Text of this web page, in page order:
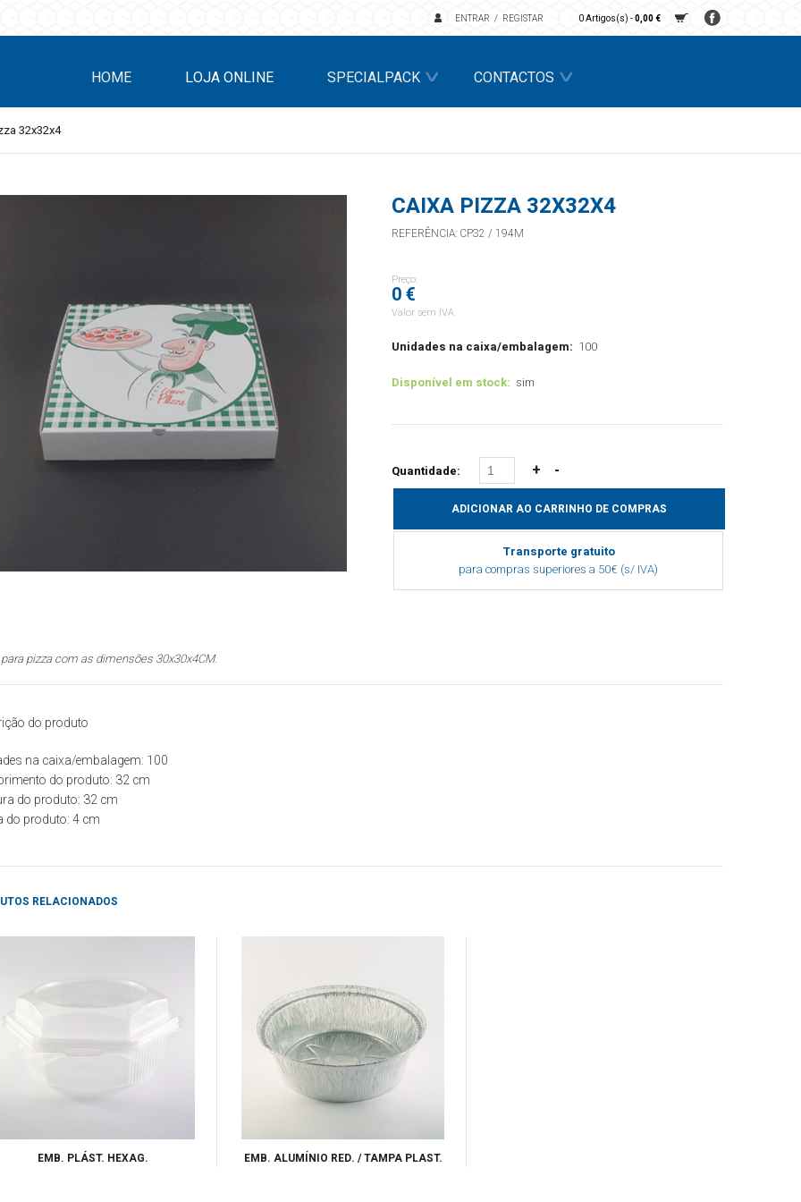
0 Artigos(s) -0,00 €
ENTRAR REGISTAR
HOME LOJA ONLINE SPECIALPACK CONTACTOS
32x32x4
CAIXA PIZZA 32X32X4
REFERÊNCIA: CP32 / 194M
Preço:
0 €
Valor sem IVA
Unidades na caixa/embalagem: 100
Disponível em stock: sim
Quantidade:
Transporte gratuito
para compras superiores a 50€ (s/ IVA)
pizza com as dimensões 30x30x4CM.
do produto
na caixa/embalagem: 100
do produto: 32cm
do produto: 32cm
do produto: 4cm
RELACIONADOS
EMB. PLÁST. HEXAG. EMB. ALUMÍNIO RED. / TAMPA PLAST.